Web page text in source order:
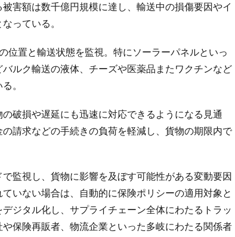
害額は数千億円規模に達し、輸送中の損傷要因やイ
っている。
位置と輸送状態を監視。特にソーラーパネルといっ
ルク輸送の液体、チーズや医薬品またワクチンなど
。
破損や遅延にも迅速に対応できるようになる見通
請求などの手続きの負荷を軽減し、貨物の期限内で
監視し、貨物に影響を及ぼす可能性がある変動要因
いない場合は、自動的に保険ポリシーの適用対象と
ジタル化し、サプライチェーン全体にわたるトラッ
保険再販者、物流企業といった多岐にわたる関係者